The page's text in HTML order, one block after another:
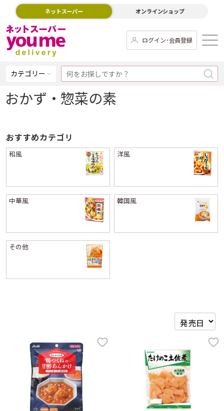
ネットスーパー オンラインショップ
ログイン･会員登録
カテゴリー
おかず・惣菜の素
おすすめカテゴリ
和風 洋風
中華風 韓国風
その他